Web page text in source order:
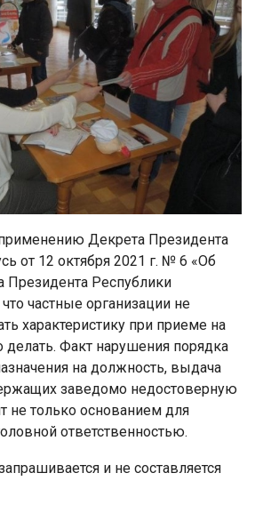
Декрета Президента
от 12 октября 2021 г. № 6 «Об
Президента Республики
частные организации не
характеристику при приеме на
делать. Факт нарушения порядка
на должность, выдача
заведомо недостоверную
не только основанием для
ответственностью.
и не составляется